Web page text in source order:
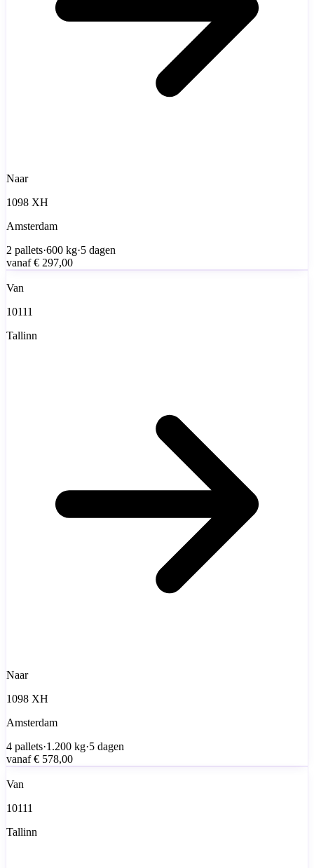
Naar
1098 XH
Amsterdam
2 pallets·600 kg·5 dagen
vanaf€ 297,00
Van
10111
Tallinn
Naar
1098 XH
Amsterdam
4 pallets·1.200 kg·5 dagen
vanaf€ 578,00
Van
10111
Tallinn